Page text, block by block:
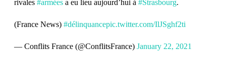
rivales #arméesa eu lieu aujourd’hui à #Strasbourg.
(France News) #délinquancepic.twitter.com/IlJSghf2ti
— Conflits France (@ConflitsFrance) January 22, 2021